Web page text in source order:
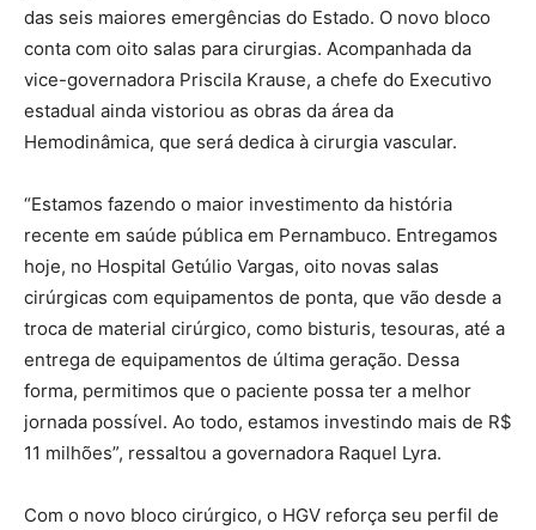
das seis maiores emergências do Estado. O novo bloco
conta com oito salas para cirurgias. Acompanhada da
vice-governadora Priscila Krause, a chefe do Executivo
estadual ainda vistoriou as obras da área da
Hemodinâmica, que será dedica à cirurgia vascular.
“Estamos fazendo o maior investimento da história
recente em saúde pública em Pernambuco. Entregamos
hoje, no Hospital Getúlio Vargas, oito novas salas
cirúrgicas com equipamentos de ponta, que vão desde a
troca de material cirúrgico, como bisturis, tesouras, até a
entrega de equipamentos de última geração. Dessa
forma, permitimos que o paciente possa ter a melhor
jornada possível. Ao todo, estamos investindo mais de R$
11 milhões”, ressaltou a governadora Raquel Lyra.
Com o novo bloco cirúrgico, o HGV reforça seu perfil de